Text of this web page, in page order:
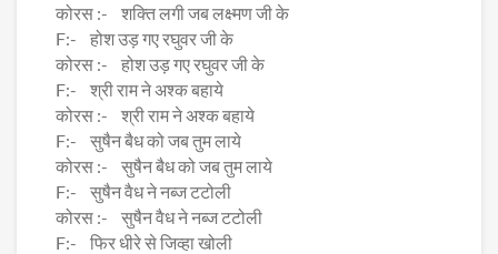
कोरस :- शक्ति लगी जब लक्ष्मण जी के
F:- होश उड़ गए रघुवर जी के
कोरस :- होश उड़ गए रघुवर जी के
F:- श्री राम ने अश्क बहाये
कोरस :- श्री राम ने अश्क बहाये
F:- सुषैन बैध को जब तुम लाये
कोरस :- सुषैन बैध को जब तुम लाये
F:- सुषैन वैध ने नब्ज टटोली
कोरस :- सुषैन वैध ने नब्ज टटोली
F:- फिर धीरे से जिव्हा खोली